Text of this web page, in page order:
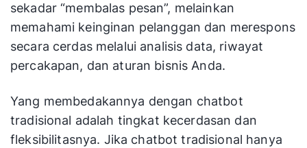
sekadar “membalas pesan”, melainkan
memahami keinginan pelanggan dan merespons
secara cerdas melalui analisis data, riwayat
percakapan, dan aturan bisnis Anda.
Yang membedakannya dengan chatbot
tradisional adalah tingkat kecerdasan dan
fleksibilitasnya. Jika chatbot tradisional hanya